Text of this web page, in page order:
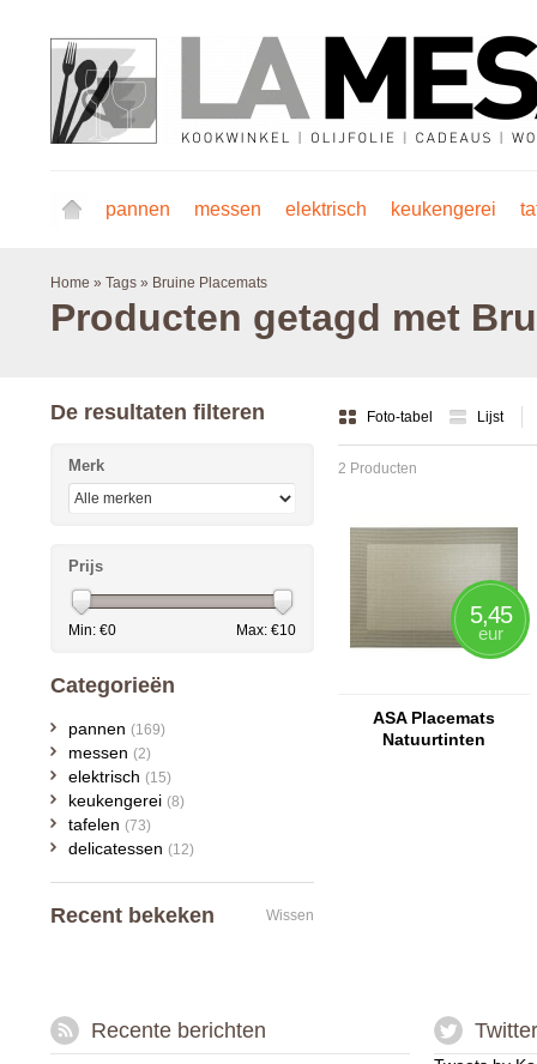
pannen messen elektrisch keukengerei
Home » Tags » Bruine Placemats
Producten getagd met
Foto-tabel Lijst
2 Producten
5,45
eur
ASA Placemats
Natuurtinten
De resultaten filteren
Merk
Prijs
Min: €0 Max: €10
Categorieën
pannen (169)
messen (2)
elektrisch (15)
keukengerei (8)
tafelen (73)
delicatessen (12)
Recent bekeken Wissen
Recente berichten Twitter